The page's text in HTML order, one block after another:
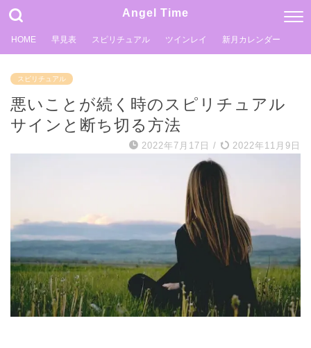
Angel Time
HOME 早見表 スピリチュアル ツインレイ 新月カレンダー
スピリチュアル
悪いことが続く時のスピリチュアル
サインと断ち切る方法
2022年7月17日 / 2022年11月9日